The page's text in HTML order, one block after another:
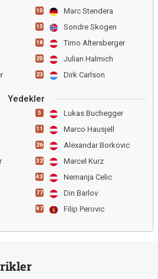
10 Marc Stendera
15 Sondre Skogen
18 Timo Altersberger
20 Julian Halmich
23 Dirk Carlson
Yedekler
5 Lukas Buchegger
11 Marco Hausjell
26 Alexandar Borkovic
32 Marcel Kurz
43 Nemanja Celic
77 Din Barlov
97 Filip Perovic